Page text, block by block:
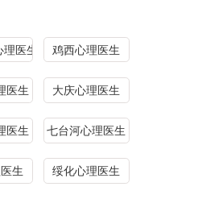
咨询和在线咨询等咨询方式,
哈尔滨心理医生咨询的理想选
眠症、抑郁症、强迫症、社交恐
、夫妻矛盾、外遇出轨、婚
等婚姻情感问题;厌学、网
青少年问题;人际关系、职场
、以及心理性性功能障碍等。
－86433196
）
医生 鸡西心理医生
医生 大庆心理医生
医生 七台河心理医生
生 绥化心理医生